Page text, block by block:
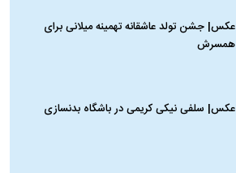
عکس| جشن تولد عاشقانه تهمینه میلانی برای
همسرش
عکس| سلفی نیکی کریمی در باشگاه بدنسازی